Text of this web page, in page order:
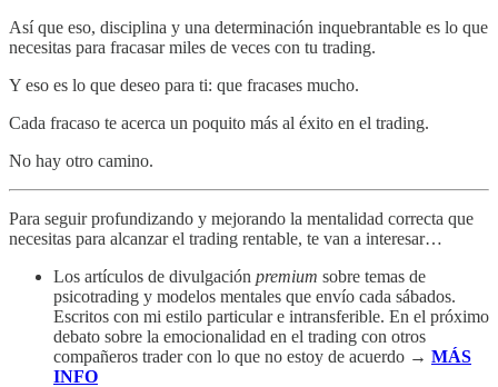
Así que eso, disciplina y una determinación inquebrantable es lo que
necesitas para fracasar miles de veces con tu trading.
Y eso es lo que deseo para ti: que fracases mucho.
Cada fracaso te acerca un poquito más al éxito en el trading.
No hay otro camino.
Para seguir profundizando y mejorando la mentalidad correcta que
necesitas para alcanzar el trading rentable, te van a interesar…
Los artículos de divulgación premium sobre temas de
psicotrading y modelos mentales que envío cada sábados.
Escritos con mi estilo particular e intransferible. En el próximo
debato sobre la emocionalidad en el trading con otros
compañeros trader con lo que no estoy de acuerdo → MÁS
INFO